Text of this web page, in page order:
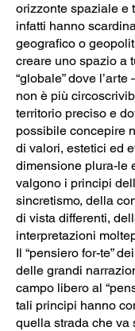
orizzonte spaziale e
infatti hanno
geografico o
creare uno spazio a
“globale” dove
non è più
territorio preciso e
possibile concepire
di valori, estetici ed
dimensione plura-le
valgono i principi
sincretismo, della
di vista differenti,
interpretazioni
Il “pensiero for-te”
delle grandi
campo libero al
tali principi hanno
quella strada che va